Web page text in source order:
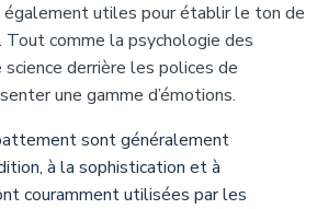
utiles pour établir le ton de
Tout comme la psychologie des
derrière les polices de
une gamme d’émotions.
sont généralement
à la sophistication et à
couramment utilisées par les